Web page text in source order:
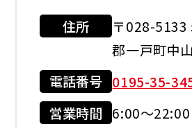
利用可能カード
現金会員 クレジット
住所
〒028-5133
郡一戸町中
電話番号 0195-35-
営業時間 6:00～22:00